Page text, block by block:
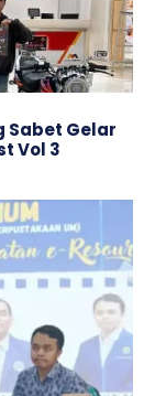
Sabet Gelar
Vol 3